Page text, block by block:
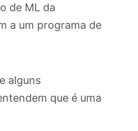
de ML da
a um programa de
alguns
que é uma